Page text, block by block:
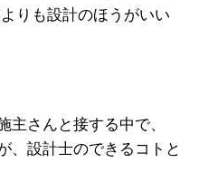
りも設計のほうがいい
主さんと接する中で、
、設計士のできるコトと